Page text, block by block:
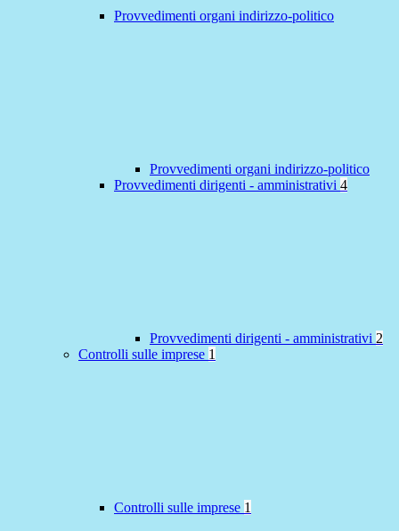
Provvedimenti organi indirizzo-politico
Provvedimenti organi indirizzo-politico
Provvedimenti dirigenti - amministrativi 4
Provvedimenti dirigenti - amministrativi 2
Controlli sulle imprese 1
Controlli sulle imprese 1